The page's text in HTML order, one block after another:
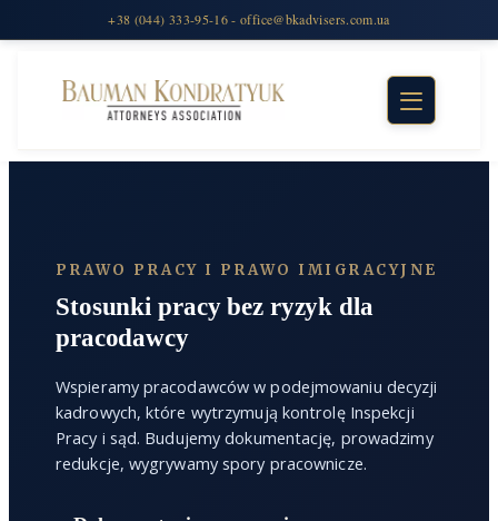
PRAWO PRACY I PRAWO IMIGRACYJNE
Stosunki pracy bez ryzyk dla
pracodawcy
Wspieramy pracodawców w podejmowaniu decyzji
kadrowych, które wytrzymują kontrolę Inspekcji
Pracy i sąd. Budujemy dokumentację, prowadzimy
redukcje, wygrywamy spory pracownicze.